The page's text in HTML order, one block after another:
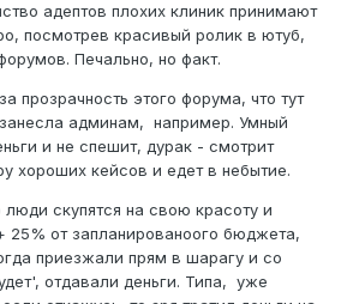
адептов плохих клиник принимают
посмотрев красивый ролик в ютуб,
Печально, но факт.
прозрачность этого форума, что тут
админам, например. Умный
и не спешит, дурак - смотрит
хороших кейсов и едет в небытие.
скупятся на свою красоту и
25% от запланированоого бюджета,
приезжали прям в шарагу и со
отдавали деньги. Типа, уже